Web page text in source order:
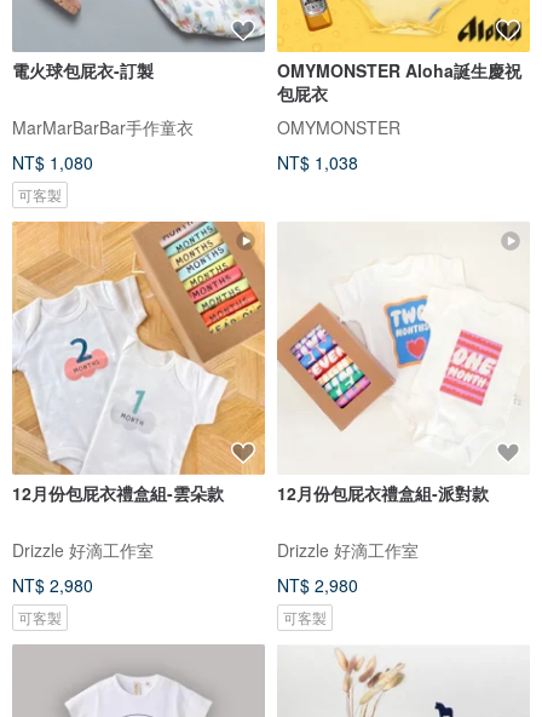
電火球包屁衣-訂製
MarMarBarBar手作童衣
NT$ 1,080
可客製
OMYMONSTER Aloha誕生慶祝
包屁衣
OMYMONSTER
NT$ 1,038
12月份包屁衣禮盒組-雲朵款
Drizzle 好滴工作室
NT$ 2,980
可客製
12月份包屁衣禮盒組-派對款
Drizzle 好滴工作室
NT$ 2,980
可客製